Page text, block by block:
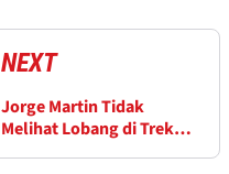
NEXT
Jorge Martin Tidak
Melihat Lobang di Trek